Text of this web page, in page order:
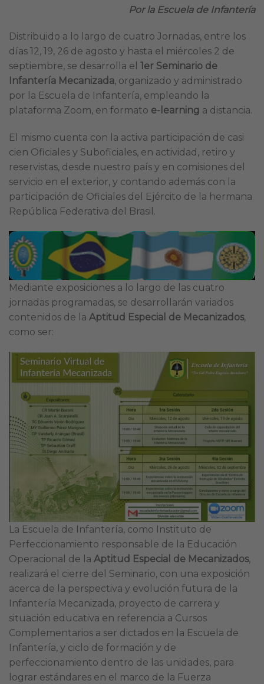
Por la Escuela de Infantería
Distribuido a lo largo de cuatro Jornadas, entre los
días 12, 19, 26 de agosto y hasta el miércoles 2 de
septiembre, se desarrolla el 1er Seminario de
Infantería Mecanizada, organizado y administrado
por la Escuela de Infantería, empleando la
plataforma Zoom, en formato e-learning a distancia.
El mismo cuenta con la activa participación de casi
cien Oficiales y Suboficiales, en actividad, retiro y
reservistas, desde nuestro país y en comisiones del
servicio en el exterior, y contando además con la
participación de Oficiales del Ejército de la hermana
República Federativa del Brasil.
Mediante exposiciones a lo largo de las cuatro
jornadas programadas, se desarrollarán variados
contenidos de la Aptitud Especial de Mecanizados,
como ser:
La Escuela de Infantería, como Instituto de
Perfeccionamiento responsable de la Educación
Operacional de la Aptitud Especial de Mecanizados,
realizará el cierre del Seminario, con una exposición
acerca de la perspectiva y evolución futura de la
Infantería Mecanizada, proyecto de carrera y
situación educativa en referencia a Cursos
Complementarios a ser dictados en la Escuela de
Infantería, y ciclo de formación y de
perfeccionamiento dentro de las unidades, para
lograr estándares en el marco de la Fuerza